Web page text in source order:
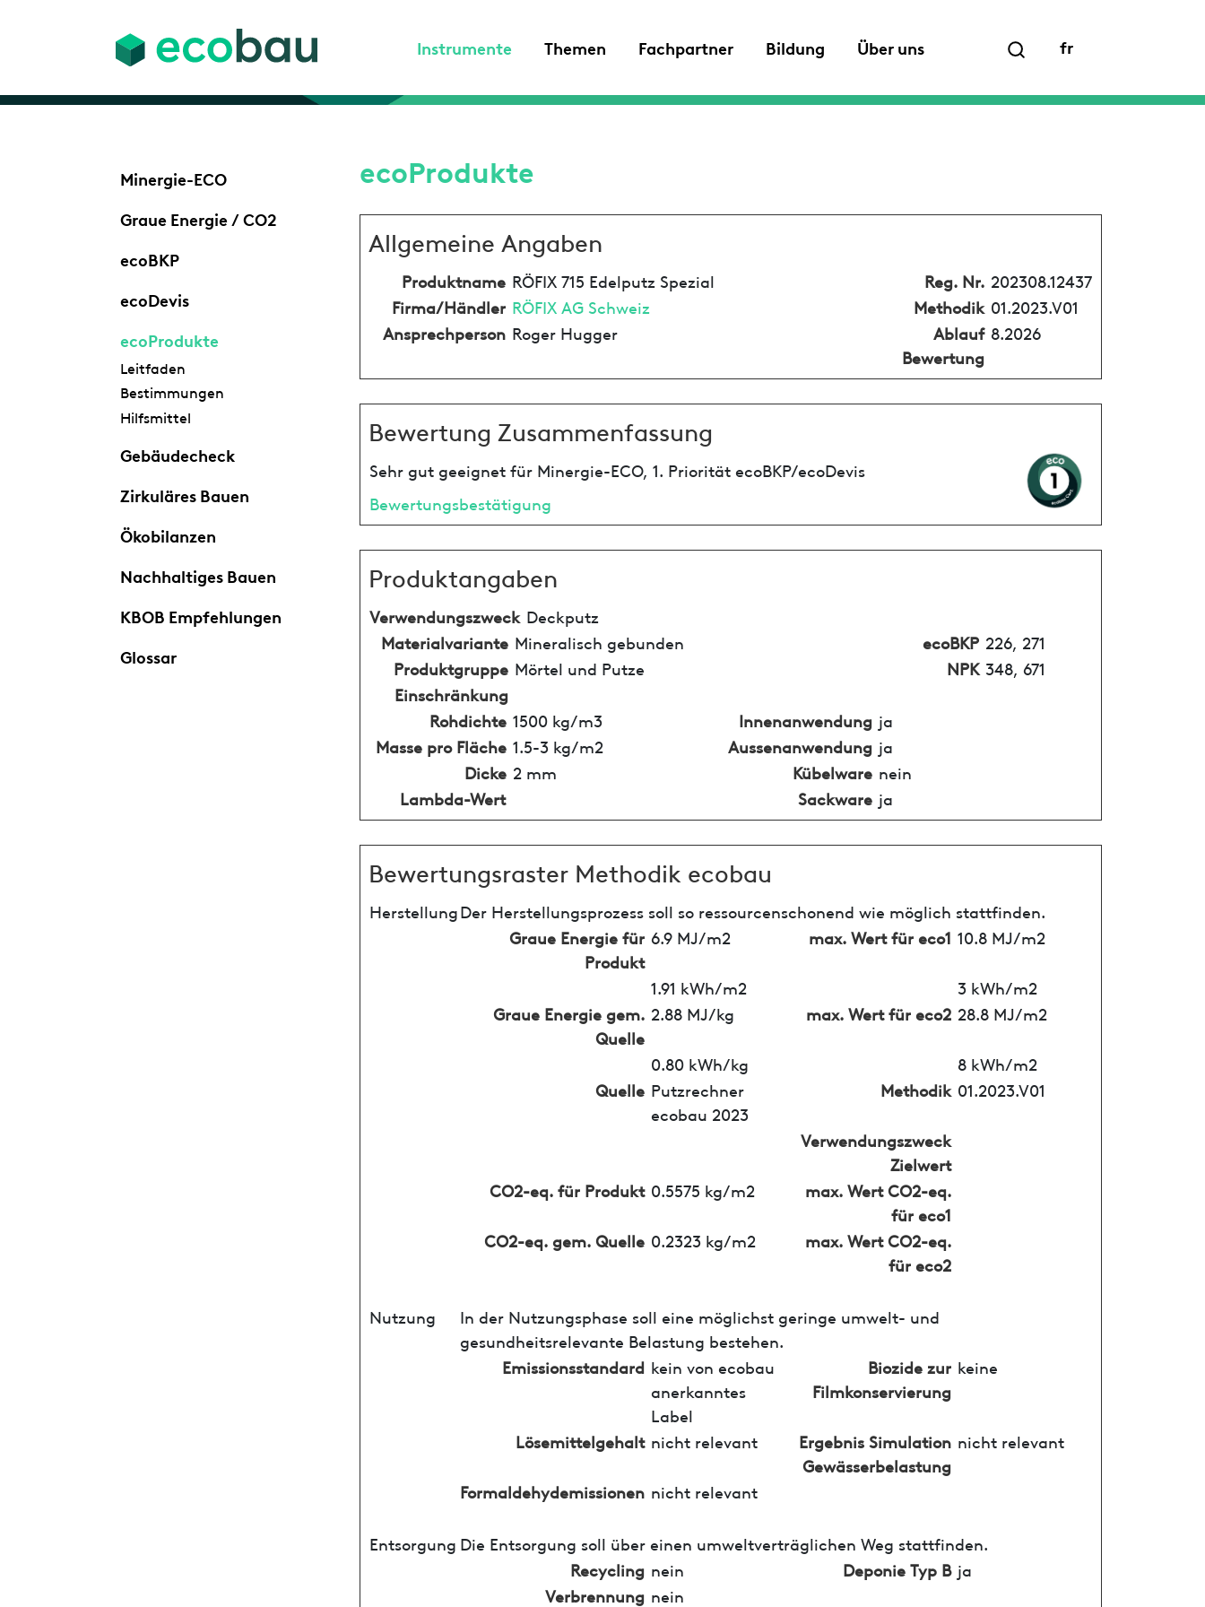
Instrumente Themen Fachpartner Bildung Über uns fr
Minergie-ECO
Graue Energie / CO2
ecoBKP
ecoDevis
ecoProdukte
Leitfaden
Bestimmungen
Hilfsmittel
Gebäudecheck
Zirkuläres Bauen
Ökobilanzen
Nachhaltiges Bauen
KBOB Empfehlungen
Glossar
ecoProdukte
Allgemeine Angaben
Produktname RÖFIX 715 Edelputz Spezial Reg. Nr. 202308.12437
Firma/Händler RÖFIX AG Schweiz Methodik 01.2023.V01
Ansprechperson Roger Hugger
Ablauf
Bewertung
8.2026
Bewertung Zusammenfassung
Sehr gut geeignet für Minergie-ECO, 1. Priorität ecoBKP/ecoDevis
Bewertungsbestätigung
Produktangaben
Verwendungszweck Deckputz
Materialvariante Mineralisch gebunden ecoBKP 226, 271
Produktgruppe Mörtel und Putze NPK 348, 671
Einschränkung
Rohdichte 1500 kg/m3 Innenanwendung ja
Masse pro Fläche 1.5-3 kg/m2 Aussenanwendung ja
Dicke 2 mm Kübelware nein
Lambda-Wert
Sackware ja
Bewertungsraster Methodik ecobau
HerstellungDer Herstellungsprozess soll so ressourcenschonend wie möglich stattfinden.
Graue Energie für
Produkt
6.9 MJ/m2 max. Wert für eco1 10.8 MJ/m2
1.91 kWh/m2
3 kWh/m2
Graue Energie gem.
Quelle
2.88 MJ/kg max. Wert für eco2 28.8 MJ/m2
0.80 kWh/kg
8 kWh/m2
Quelle Putzrechner
ecobau 2023
Methodik 01.2023.V01
Verwendungszweck
Zielwert
CO2-eq. für Produkt 0.5575 kg/m2
max. Wert CO2-eq.
für eco1
CO2-eq. gem. Quelle 0.2323 kg/m2
max. Wert CO2-eq.
für eco2
Nutzung
In der Nutzungsphase soll eine möglichst geringe umwelt- und
gesundheitsrelevante Belastung bestehen.
Emissionsstandard kein von ecobau
anerkanntes
Label
Biozide zur
Filmkonservierung
keine
Lösemittelgehalt nicht relevant
Ergebnis Simulation
Gewässerbelastung
nicht relevant
Formaldehydemissionen nicht relevant
Entsorgung Die Entsorgung soll über einen umweltverträglichen Weg stattfinden.
Recycling nein Deponie Typ B ja
Verbrennung nein